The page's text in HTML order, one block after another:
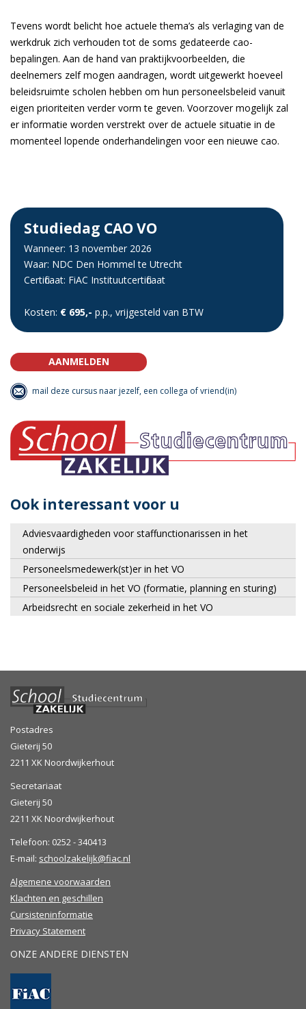
Tevens wordt belicht hoe actuele thema’s als verlaging van de
werkdruk zich verhouden tot de soms gedateerde cao-
bepalingen. Aan de hand van praktijkvoorbeelden, die
deelnemers zelf mogen aandragen, wordt uitgewerkt hoeveel
beleidsruimte scholen hebben om hun personeelsbeleid vanuit
eigen prioriteiten verder vorm te geven. Voorzover mogelijk zal
er informatie worden verstrekt over de actuele situatie in de
momenteel lopende onderhandelingen voor een nieuwe cao.
Studiedag CAO VO
Wanneer: 13 november 2026
Waar: NDC Den Hommel te Utrecht
Certificaat: FiAC Instituutcertificaat
Kosten: € 695,- p.p., vrijgesteld van BTW
AANMELDEN
mail deze cursus naar jezelf, een collega of vriend(in)
Ook interessant voor u
Adviesvaardigheden voor staffunctionarissen in het
onderwijs
Personeelsmedewerk(st)er in het VO
Personeelsbeleid in het VO (formatie, planning en sturing)
Arbeidsrecht en sociale zekerheid in het VO
Postadres
Gieterij 50
2211 XK Noordwijkerhout
Secretariaat
Gieterij 50
2211 XK Noordwijkerhout
Telefoon: 0252 - 340413
E-mail: schoolzakelijk@fiac.nl
Algemene voorwaarden
Klachten en geschillen
Cursisteninformatie
Privacy Statement
ONZE ANDERE DIENSTEN